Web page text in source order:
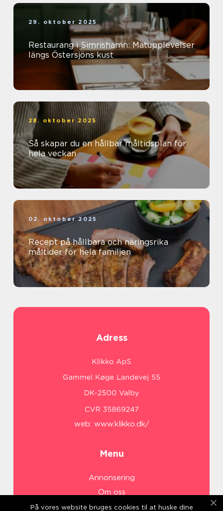
29. oktober 2025
Restaurang i Simrishamn: Matupplevelser
längs Östersjöns kust
28. oktober 2025
Så skapar du en hållbar måltidsplan för
hela veckan
02. oktober 2025
Recept på hållbara och näringsrika
måltider för hela familjen
Adress
web: www.klikko.dk/
Menu
Annonsering
Om oss
Cookies
På vores website bruges cookies til at huske dine